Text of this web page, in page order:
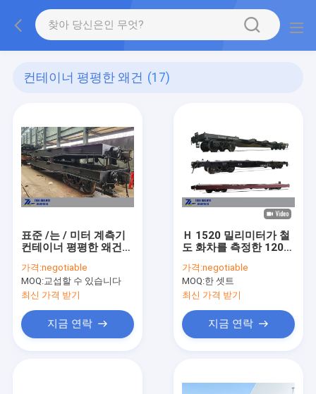
컨테이너 평평한 왜건 (17)
표준 /는 / 미터 계측기
컨테이너 평평한 왜건을
가격:negotiable
MOQ:교섭할 수 있습니다
최신 가격 받기
지금 연락
Ｈ 1520 밀리미터가 철
도 화차를 측정한 120
이너 플랫 왜건 화차
가격:negotiable
MOQ:한 셋트
최신 가격 받기
지금 연락